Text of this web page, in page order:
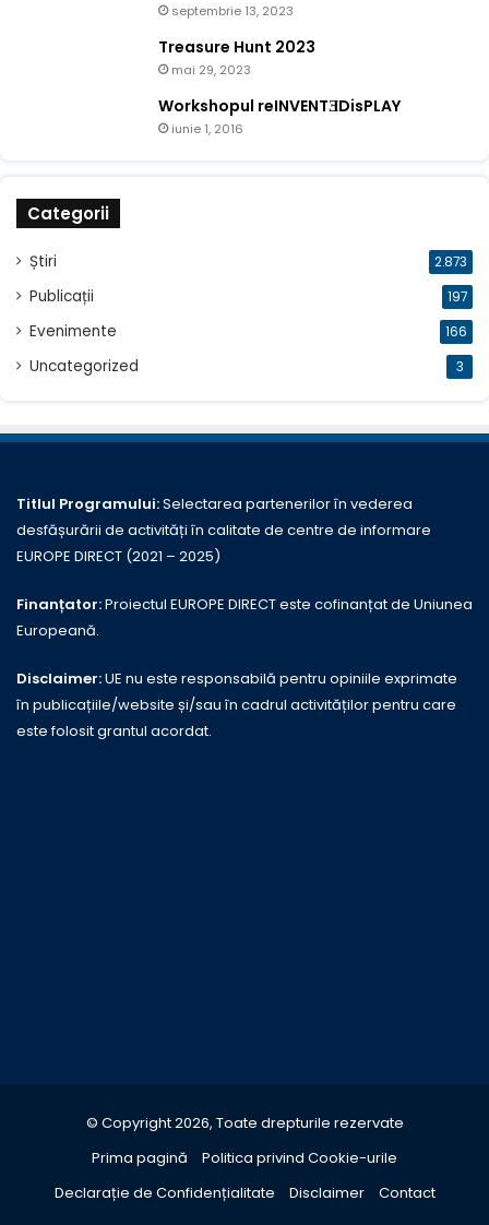
septembrie 13, 2023
Treasure Hunt 2023
mai 29, 2023
Workshopul reINVENTƎDisPLAY
iunie 1, 2016
Categorii
Știri 2.873
Publicații 197
Evenimente 166
Uncategorized 3
Titlul Programului:Selectarea partenerilor în vederea
desfășurării de activități în calitate de centre de informare
EUROPE DIRECT (2021 – 2025)
Finanțator:Proiectul EUROPE DIRECT este cofinanțat de Uniunea
Europeană.
Disclaimer:UE nu este responsabilă pentru opiniile exprimate
în publicațiile/website și/sau în cadrul activităților pentru care
este folosit grantul acordat.
© Copyright 2026, Toate drepturile rezervate
Prima pagină
Politica privind Cookie-urile
Declarație de Confidențialitate
Disclaimer Contact